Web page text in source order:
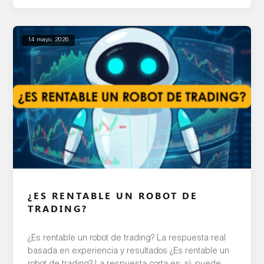
las oportunidades de ganancias […]
14 mayo, 2026
¿ES RENTABLE UN ROBOT DE
TRADING?
¿Es rentable un robot de trading? La respuesta real
basada en experiencia y resultados ¿Es rentable un